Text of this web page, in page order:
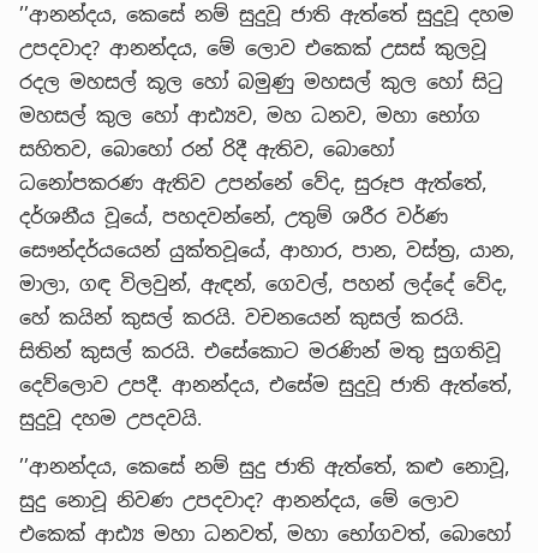
’’ආනන්දය, කෙසේ නම් සුදුවූ ජාති ඇත්තේ සුදුවූ දහම
උපදවාද? ආනන්දය, මේ ලොව එකෙක් උසස් කුලවූ
රදල මහසල් කූල හෝ බමුණු මහසල් කුල හෝ සිටු
මහසල් කුල හෝ ආඪ්‍යව, මහ ධනව, මහා භෝග
සහිතව, බොහෝ රන් රිදී ඇතිව, බොහෝ
ධනෝපකරණ ඇතිව උපන්නේ වේද, සුරූප ඇත්තේ,
දර්ශනීය වූයේ, පහදවන්නේ, උතුම් ශරීර වර්ණ
සෞන්දර්යයෙන් යුක්තවූයේ, ආහාර, පාන, වස්ත්‍ර, යාන,
මාලා, ගඳ විලවුන්, ඇඳන්, ගෙවල්, පහන් ලද්දේ වේද,
හේ කයින් කුසල් කරයි. වචනයෙන් කුසල් කරයි.
සිතින් කුසල් කරයි. එසේකොට මරණින් මතු සුගතිවූ
දෙව්ලොව උපදී. ආනන්දය, එසේම සුදුවූ ජාති ඇත්තේ,
සුදුවූ දහම උපදවයි.
’’ආනන්දය, කෙසේ නම් සුදු ජාති ඇත්තේ, කළු නොවූ,
සුදු නොවූ නිවණ උපදවාද? ආනන්දය, මේ ලොව
එකෙක් ආඪ්‍ය මහා ධනවත්, මහා භෝගවත්, බොහෝ